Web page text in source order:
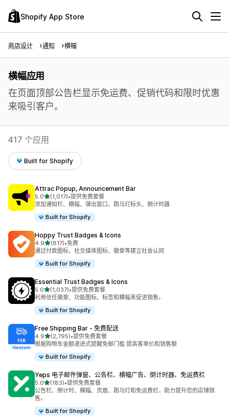
Shopify App Store
商店设计 通知 横幅
横幅应用
在页面顶部公告栏显示免运费、促销代码和限时优惠
来吸引客户。
417 个应用
Built for Shopify
Attrac Popup, Announcement Bar
5.0星（满分 5 星）
(1,017)
总共 1017 条评论
•提供免费套餐
添加通知栏、横幅、弹出窗口、跑马灯标头、倒计时器
Built for Shopify
Hoppy Trust Badges & Icons
4.9星（满分 5 星）
(817)
总共 817 条评论
•免费
通过付款图标、社交媒体图标、徽章等建立社会认同
Built for Shopify
Essential Trust Badges & Icons
5.0星（满分 5 星）
(1,037)
总共 1037 条评论
•提供免费套餐
利用信任徽章、功能图标、标签和横幅来促进销售。
Built for Shopify
Free Shipping Bar ‑ 免费配送
4.9星（满分 5 星）
(2,795)
总共 2795 条评论
•提供免费套餐
根据购物车金额递进式提醒免邮门槛 提高客单价和销售额
Built for Shopify
Yeps 电子邮件弹窗、公告栏、横幅广告、倒计时器、免运费栏
5.0星（满分 5 星）
(183)
总共 183 条评论
•提供免费套餐
公告栏、倒计时、横幅、页眉、跑马灯和免运费栏，助力提升您的店铺销
售。
Built for Shopify